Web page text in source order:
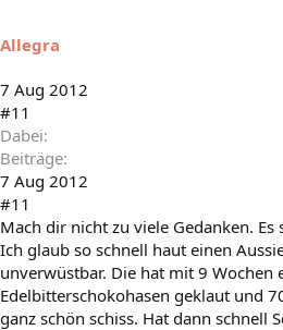
Allegra
7 Aug 2012
#11
Dabei
Beiträge
7 Aug 2012
#11
Mach dir nicht zu viele Gedanken.
Ich glaub so schnell haut einen
unverwüstbar. Die hat mit 9 Wochen
Edelbitterschokohasen geklaut und
ganz schön schiss. Hat dann schnell